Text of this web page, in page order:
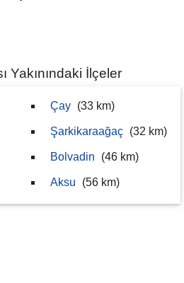
Yakınındaki İlçeler
Çay (33 km)
Şarkikaraağaç (32 km)
Bolvadin (46 km)
Aksu (56 km)